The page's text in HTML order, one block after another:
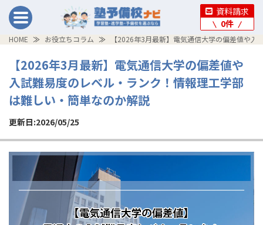
資料請求
0件
HOME お役立ちコラム 【2026年3月最新】電気通信大学の偏差値や
【2026年3月最新】電気通信大学の偏差値や
入試難易度のレベル・ランク！情報理工学部
は難しい・簡単なのか解説
更新日:2026/05/25